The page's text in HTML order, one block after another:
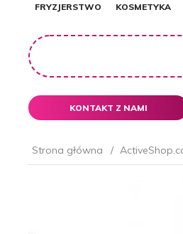
FRYZJERSTWO KOSMETYKA
KONTAKT Z NAMI
Strona główna